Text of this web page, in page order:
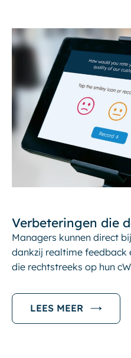
Verbeteringen die
Managers kunnen direct
dankzij realtime feedback
die rechtstreeks op hun
LEES MEER